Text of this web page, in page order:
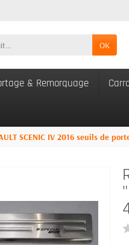
OK
& Remorquage
SCENIC IV 2016 seuils de